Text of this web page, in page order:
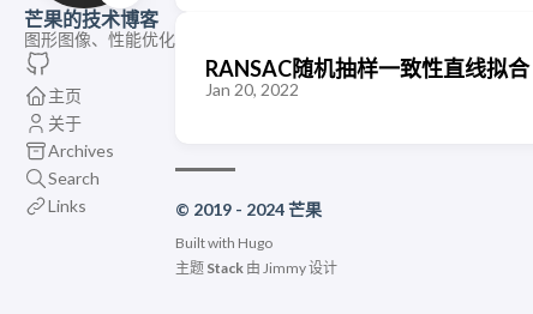
芒果的技术博客
图形图像、性能优化
主页
关于
Archives
Search
Links
RANSAC随机抽样一致性直线拟合
Jan 20, 2022
© 2019 - 2024 芒果
Built with Hugo
主题 Stack 由 Jimmy设计